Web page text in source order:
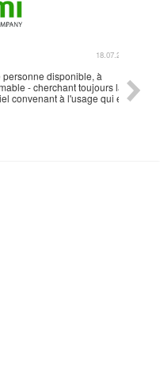
18.07.2026
disponible, à
cherchant toujours la
à l'usage qui en